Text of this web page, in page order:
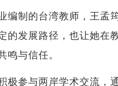
制的台湾教师，王孟筠
的发展路径，也让她在
鸣与信任。
参与两岸学术交流，通